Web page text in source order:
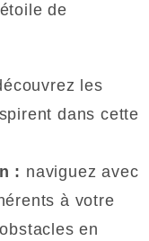
de
les
dans cette
: naviguez avec
à votre
en